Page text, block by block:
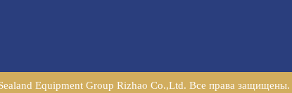
Equipment Group Rizhao Co.,Ltd. Все права защищены.